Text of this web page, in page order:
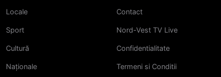
Locale
Sport
Cultură
Naționale
Contact
Nord-Vest TV Live
Confidentialitate
Termeni si Conditii